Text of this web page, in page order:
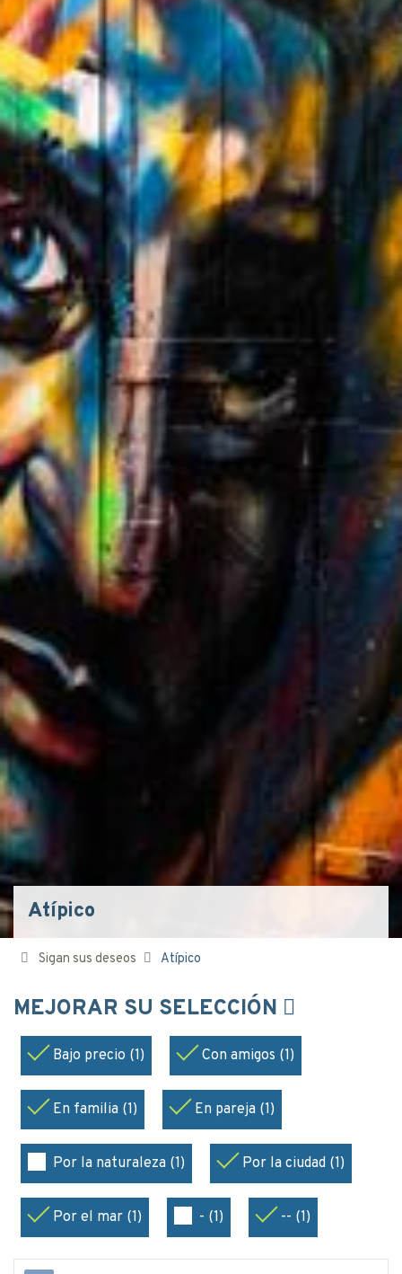
Atípico
Sigan sus deseos Atípico
MEJORAR SU SELECCIÓN
Bajo precio (1) Con amigos (1)
En familia (1) En pareja (1)
Por la naturaleza (1) Por la ciudad (1)
Por el mar (1) - (1) -- (1)